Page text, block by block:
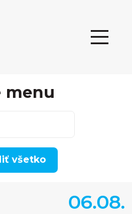
menu
všetko
06.08.